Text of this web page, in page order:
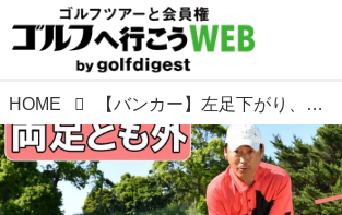
HOME 【バンカー】左足下がり、スタンスだけバンカーの外…こんな状況、どう脱出? （前編）